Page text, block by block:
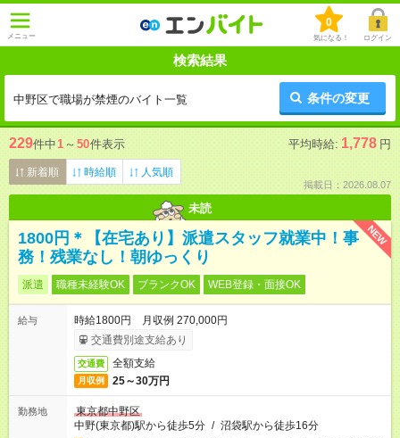
メニュー
0
気になる！ ログイン
検索結果
中野区で職場が禁煙のバイト一覧 条件の変更
229件中1 ～ 50件表示 平均時給: 1,778 円
新着順 時給順 人気順
掲載日：2026.08.07
未読
NEW
1800円＊【在宅あり】派遣スタッフ就業中！事
務！残業なし！朝ゆっくり
派遣 職種未経験OK ブランクOK WEB登録・面接OK
給与
時給1800円 月収例 270,000円
交通費別途支給あり
交通費 全額支給
月収例 25～30万円
勤務地
東京都中野区
中野(東京都)駅から徒歩5分 / 沼袋駅から徒歩16分